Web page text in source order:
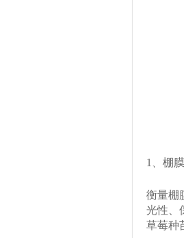
1、棚
衡量棚
光性、
草莓种